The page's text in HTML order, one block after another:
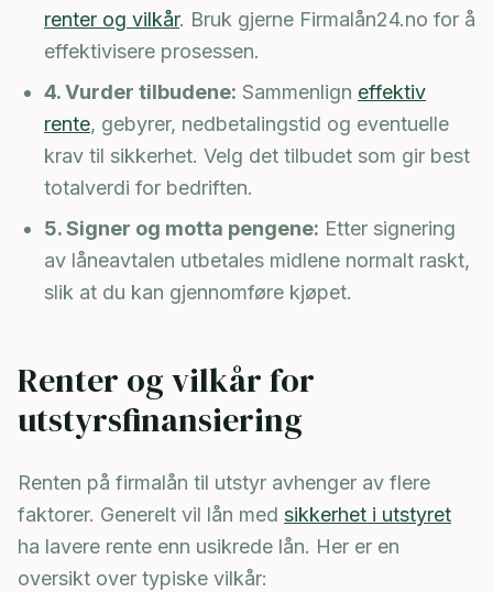
renter og vilkår. Bruk gjerne Firmalån24.no for å
effektivisere prosessen.
4. Vurder tilbudene: Sammenlign effektiv
rente, gebyrer, nedbetalingstid og eventuelle
krav til sikkerhet. Velg det tilbudet som gir best
totalverdi for bedriften.
5. Signer og motta pengene: Etter signering
av låneavtalen utbetales midlene normalt raskt,
slik at du kan gjennomføre kjøpet.
Renter og vilkår for
utstyrsfinansiering
Renten på firmalån til utstyr avhenger av flere
faktorer. Generelt vil lån med sikkerhet i utstyret
ha lavere rente enn usikrede lån. Her er en
oversikt over typiske vilkår: